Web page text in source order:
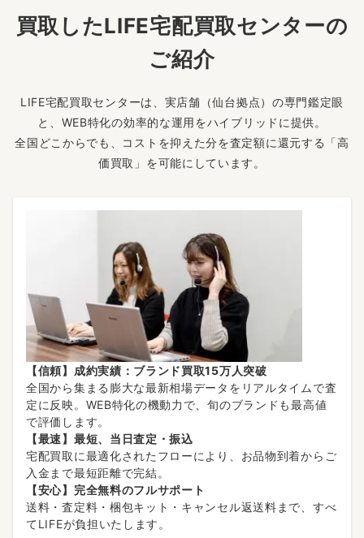
買取したLIFE宅配買取センターの
ご紹介
LIFE宅配買取センターは、実店舗（仙台拠点）の専門鑑定眼
と、WEB特化の効率的な運用をハイブリッドに提供。
全国どこからでも、コストを抑えた分を査定額に還元する「高
価買取」を可能にしています。
【信頼】成約実績：ブランド買取15万人突破
全国から集まる膨大な最新相場データをリアルタイムで査
定に反映。WEB特化の機動力で、旬のブランドも最高値
で評価します。
【最速】最短、当日査定・振込
宅配買取に最適化されたフローにより、お品物到着からご
入金まで最短距離で完結。
【安心】完全無料のフルサポート
送料・査定料・梱包キット・キャンセル返送料まで、すべ
てLIFEが負担いたします。